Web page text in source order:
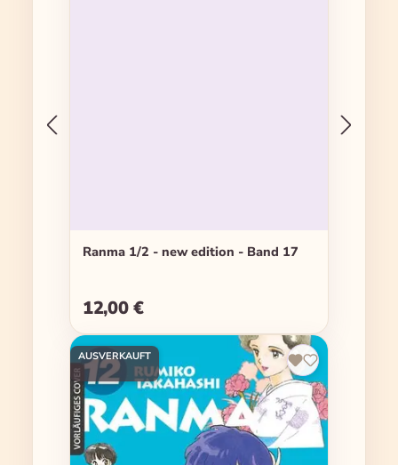
Ranma 1/2 - new edition - Band 17
Regulärer Preis:
12,00 €
AUSVERKAUFT